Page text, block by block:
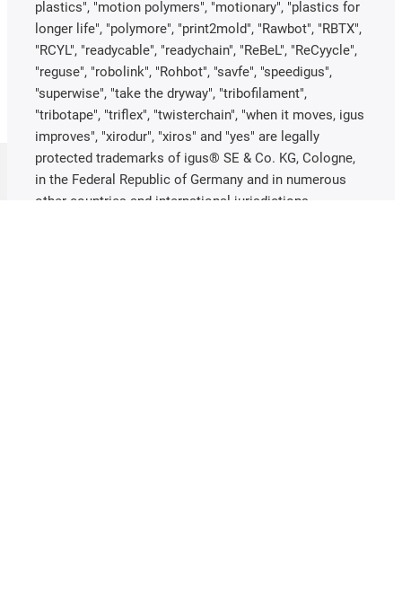
plastics", "motion polymers", "motionary", "plastics for
longer life", "polymore", "print2mold", "Rawbot", "RBTX",
"RCYL", "readycable", "readychain", "ReBeL", "ReCyycle",
"reguse", "robolink", "Rohbot", "savfe", "speedigus",
"superwise", "take the dryway", "tribofilament",
"tribotape", "triflex", "twisterchain", "when it moves, igus
improves", "xirodur", "xiros" and "yes" are legally
protected trademarks of igus® SE & Co. KG, Cologne,
in the Federal Republic of Germany and in numerous
other countries and international jurisdictions